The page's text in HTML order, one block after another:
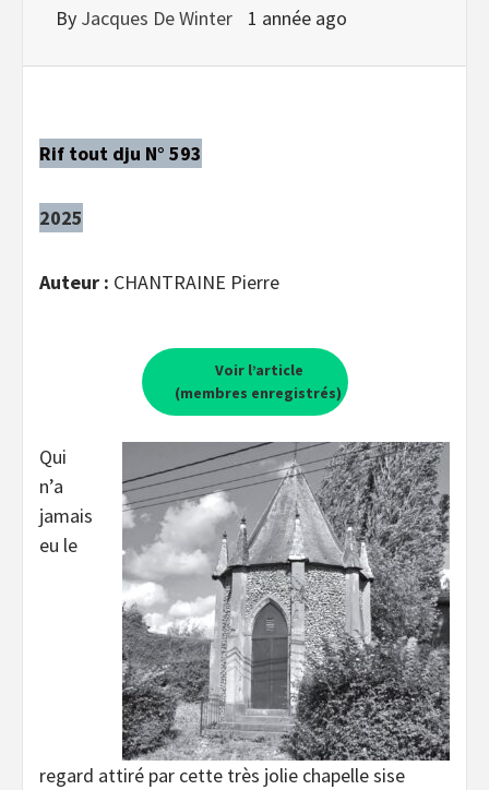
By Jacques De Winter 1 année ago
Rif tout dju N° 593
2025
Auteur : CHANTRAINE Pierre
Voir l’article
(membres enregistrés)
Qui
n’a
jamais
eu le
regard attiré par cette très jolie chapelle sise